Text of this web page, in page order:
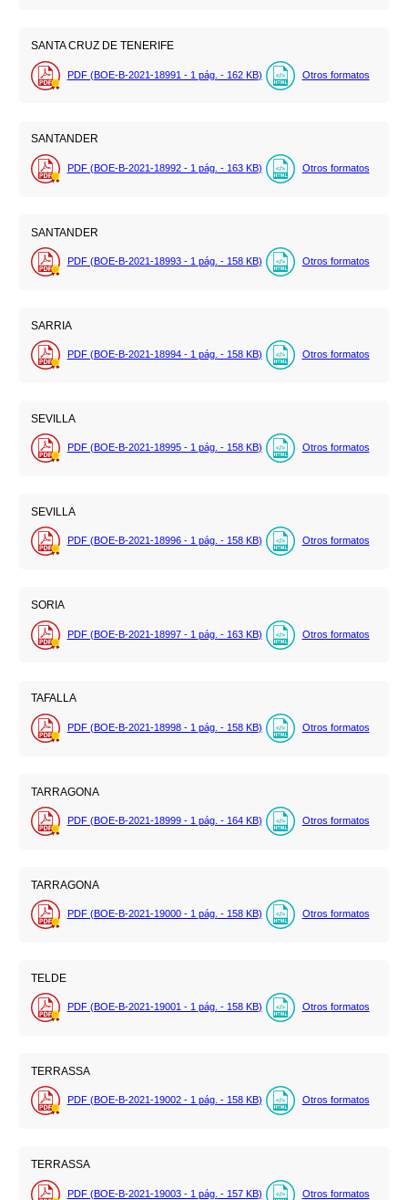
SANTA CRUZ DE TENERIFE
PDF (BOE-B-2021-18991 - 1 pág. - 162 KB) Otros formatos
SANTANDER
PDF (BOE-B-2021-18992 - 1 pág. - 163 KB) Otros formatos
SANTANDER
PDF (BOE-B-2021-18993 - 1 pág. - 158 KB) Otros formatos
SARRIA
PDF (BOE-B-2021-18994 - 1 pág. - 158 KB) Otros formatos
SEVILLA
PDF (BOE-B-2021-18995 - 1 pág. - 158 KB) Otros formatos
SEVILLA
PDF (BOE-B-2021-18996 - 1 pág. - 158 KB) Otros formatos
SORIA
PDF (BOE-B-2021-18997 - 1 pág. - 163 KB) Otros formatos
TAFALLA
PDF (BOE-B-2021-18998 - 1 pág. - 158 KB) Otros formatos
TARRAGONA
PDF (BOE-B-2021-18999 - 1 pág. - 164 KB) Otros formatos
TARRAGONA
PDF (BOE-B-2021-19000 - 1 pág. - 158 KB) Otros formatos
TELDE
PDF (BOE-B-2021-19001 - 1 pág. - 158 KB) Otros formatos
TERRASSA
PDF (BOE-B-2021-19002 - 1 pág. - 158 KB) Otros formatos
TERRASSA
PDF (BOE-B-2021-19003 - 1 pág. - 157 KB) Otros formatos